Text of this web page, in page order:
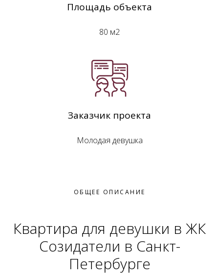
Площадь объекта
80 м2
Заказчик проекта
Молодая девушка
ОБЩЕЕ ОПИСАНИЕ
Квартира для девушки в ЖК
Созидатели в Санкт-
Петербурге